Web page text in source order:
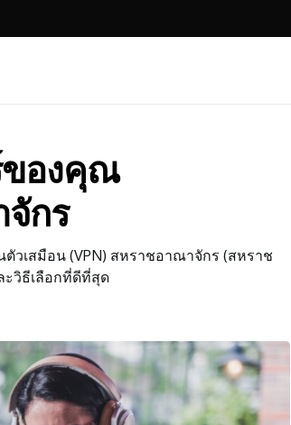
ของคุณ
กร
วเสมือน (VPN) สหราชอาณาจักร (สหราช
ะวิธีเลือกที่ดีที่สุด